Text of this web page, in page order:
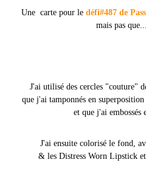
Une carte pour le défi#487 de
mais pas que...
J'ai utilisé des cercles "couture"
que j'ai tamponnés en
et que j'ai embossés
J'ai ensuite colorisé le fond,
& les Distress Worn Lipstick